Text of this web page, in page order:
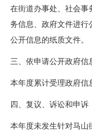
在街道办事处、社会事
务信息、政府文件进行
公开信息的纸质文件。
三、依申请公开政府信
本年度累计受理政府信
四、复议、诉讼和申诉
本年度未发生针对马山